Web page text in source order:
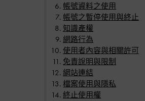
帳號資料之使用
帳號之暫停使用與終止
知識產權
網路行為
使用者內容與相關許可
免責說明與限制
網站連結
檔案使用與隱私
終止使用權